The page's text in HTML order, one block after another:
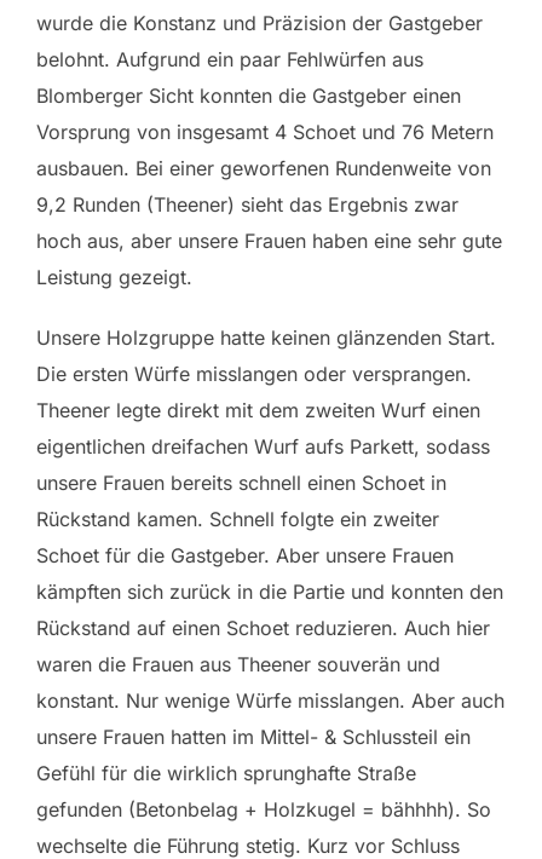
wurde die Konstanz und Präzision der Gastgeber
belohnt. Aufgrund ein paar Fehlwürfen aus
Blomberger Sicht konnten die Gastgeber einen
Vorsprung von insgesamt 4 Schoet und 76 Metern
ausbauen. Bei einer geworfenen Rundenweite von
9,2 Runden (Theener) sieht das Ergebnis zwar
hoch aus, aber unsere Frauen haben eine sehr gute
Leistung gezeigt.
Unsere Holzgruppe hatte keinen glänzenden Start.
Die ersten Würfe misslangen oder versprangen.
Theener legte direkt mit dem zweiten Wurf einen
eigentlichen dreifachen Wurf aufs Parkett, sodass
unsere Frauen bereits schnell einen Schoet in
Rückstand kamen. Schnell folgte ein zweiter
Schoet für die Gastgeber. Aber unsere Frauen
kämpften sich zurück in die Partie und konnten den
Rückstand auf einen Schoet reduzieren. Auch hier
waren die Frauen aus Theener souverän und
konstant. Nur wenige Würfe misslangen. Aber auch
unsere Frauen hatten im Mittel- & Schlussteil ein
Gefühl für die wirklich sprunghafte Straße
gefunden (Betonbelag + Holzkugel = bähhhh). So
wechselte die Führung stetig. Kurz vor Schluss